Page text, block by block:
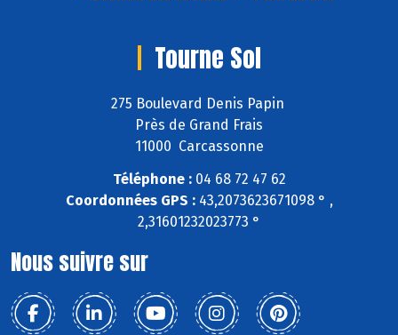
Tourne Sol
275 Boulevard Denis Papin
Près de Grand Frais
11000 Carcassonne
Téléphone :04 68 72 47 62
Coordonnées GPS :43,2073623671098 ° ,
2,31601232023773 °
Nous suivre sur